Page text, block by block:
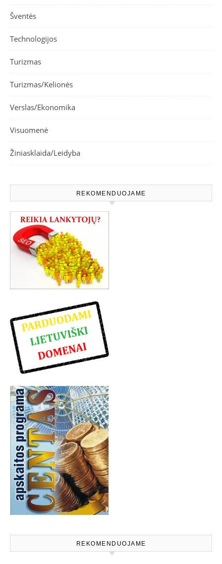
Šventės
Technologijos
Turizmas
Turizmas/Kelionės
Verslas/Ekonomika
Visuomenė
Žiniasklaida/Leidyba
REKOMENDUOJAME
REKOMENDUOJAME